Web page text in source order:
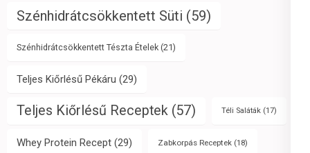
Szénhidrátcsökkentett Süti (59)
Szénhidrátcsökkentett Tészta Ételek (21)
Teljes Kiőrlésű Pékáru (29)
Teljes Kiőrlésű Receptek (57) Téli Saláták (17)
Whey Protein Recept (29) Zabkorpás Receptek (18)